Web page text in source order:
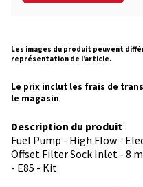
Les images du produit peuvent
représentation de l’article.
Le prix inclut les frais de
le magasin
Description du produit
Fuel Pump - High Flow -
Offset Filter Sock Inlet - 8
- E85 - Kit